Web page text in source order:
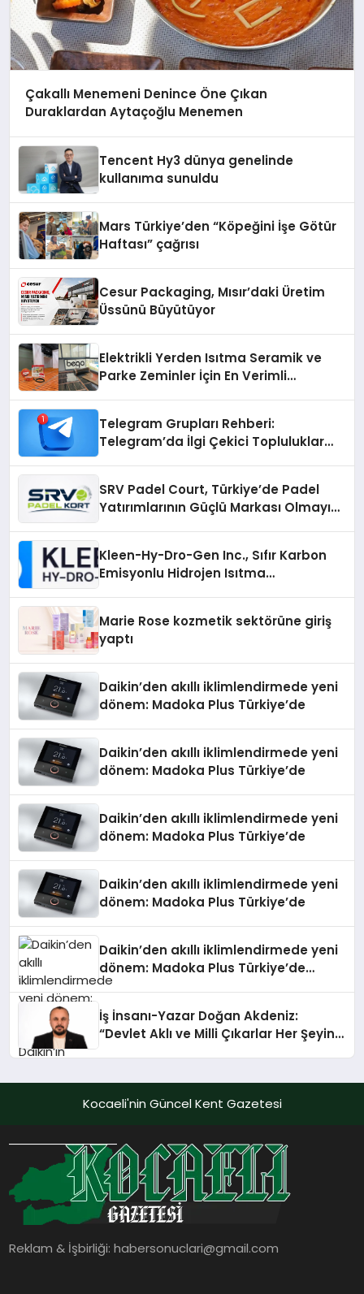
Çakallı Menemeni Denince Öne Çıkan
Duraklardan Aytaçoğlu Menemen
Tencent Hy3 dünya genelinde
kullanıma sunuldu
Mars Türkiye’den “Köpeğini İşe Götür
Haftası” çağrısı
Cesur Packaging, Mısır’daki Üretim
Üssünü Büyütüyor
Elektrikli Yerden Isıtma Seramik ve
Parke Zeminler İçin En Verimli
Telegram Grupları Rehberi:
Telegram’da İlgi Çekici Topluluklar
SRV Padel Court, Türkiye’de Padel
Yatırımlarının Güçlü Markası Olmayı
Kleen-Hy-Dro-Gen Inc., Sıfır Karbon
Emisyonlu Hidrojen Isıtma
Marie Rose kozmetik sektörüne giriş
yaptı
Daikin’den akıllı iklimlendirmede yeni
dönem: Madoka Plus Türkiye’de
Daikin’den akıllı iklimlendirmede yeni
dönem: Madoka Plus Türkiye’de
Daikin’den akıllı iklimlendirmede yeni
dönem: Madoka Plus Türkiye’de
Daikin’den akıllı iklimlendirmede yeni
dönem: Madoka Plus Türkiye’de
Daikin’den akıllı iklimlendirmede yeni
dönem: Madoka Plus Türkiye’de
Daikin’in kullanıcı dostu tasarımıyla
teknolojilerle donatılmış son modeli
VRV kontrol ünitesi Madoka Plus
Türkiye’de satışa sunuldu. Tam
sayesinde iklimlendirme sistemlerinin
verimli hale getiriyor. Enerji
verimliliğini artırırken modern yaşam
alanlarında teknolojiyi estetik ile bulu
İş İnsanı-Yazar Doğan Akdeniz:
“Devlet Aklı ve Milli Çıkarlar Her Şeyin
Kocaeli'nin Güncel Kent Gazetesi
Reklam & İşbirliği:habersonuclari@gmail.com